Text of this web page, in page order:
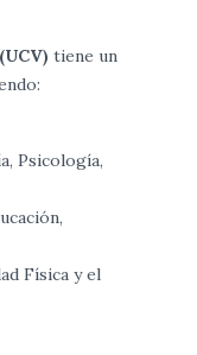
tiene un
Psicología,
Física y el